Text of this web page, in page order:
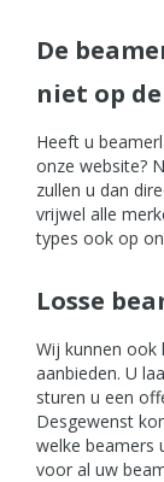
De
niet op
Heeft u
onze website?
zullen u dan
vrijwel alle
types ook op
Losse
Wij kunnen ook
aanbieden. U
sturen u een
Desgewenst
welke beamers
voor al uw